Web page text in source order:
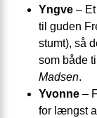
Yngve –
til guden
stumt), så
som både
Madsen.
Yvonne –
for længst